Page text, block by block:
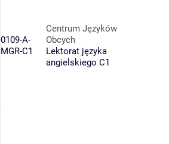
0109-A-
MGR-C1
Centrum Języków
Obcych
Lektorat języka
angielskiego C1